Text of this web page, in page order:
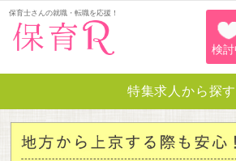
保育士さんの就職・転職を応援！
特集求人から探す